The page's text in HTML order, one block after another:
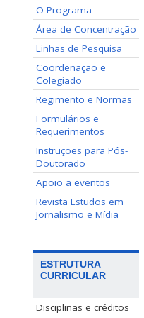
O Programa
Área de Concentração
Linhas de Pesquisa
Coordenação e
Colegiado
Regimento e Normas
Formulários e
Requerimentos
Instruções para Pós-
Doutorado
Apoio a eventos
Revista Estudos em
Jornalismo e Mídia
ESTRUTURA
CURRICULAR
Disciplinas e créditos